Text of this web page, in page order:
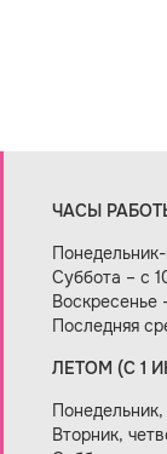
ЧАСЫ
Суббота – с
Воскресенье
Последняя
ЛЕТОМ (С 1
Вторник,
— веб-студия